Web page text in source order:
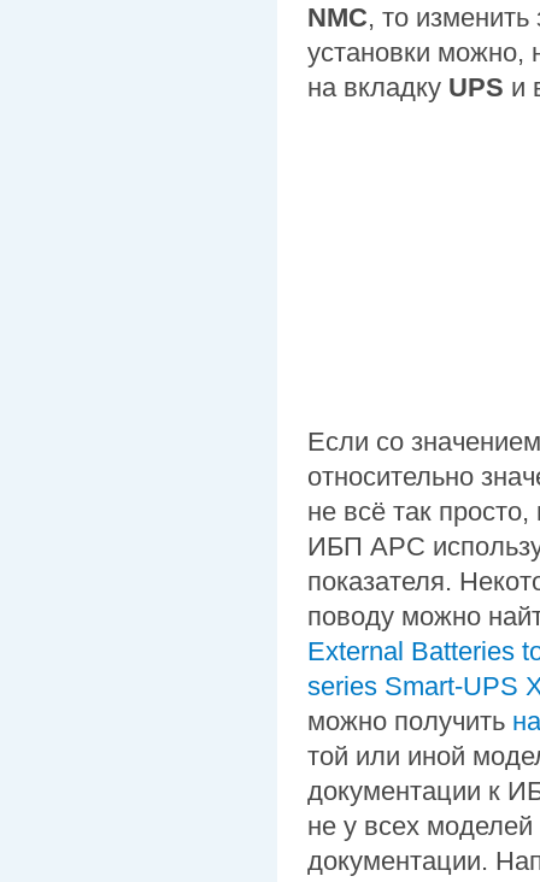
NMC, то
установки можно,
на вкладку UPS и
Если со значением
относительно
не всё так
ИБП APC
показателя.
поводу можно
External Batteries
series Smart-UPS
можно получить
той или иной
документации к
не у всех
документации.